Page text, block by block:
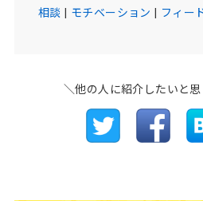
相談 | モチベーション | フィー
＼他の人に紹介したいと